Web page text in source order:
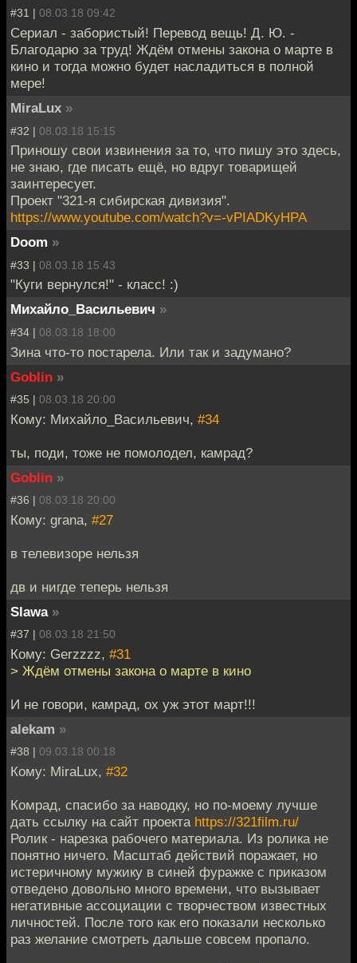
#31 | 08.03.18 09:42
Сериал - забористый! Перевод вещь! Д. Ю. -
Благодарю за труд! Ждём отмены закона о марте в
кино и тогда можно будет насладиться в полной
мере!
MiraLux »
#32 | 08.03.18 15:15
Приношу свои извинения за то, что пишу это здесь,
не знаю, где писать ещё, но вдруг товарищей
заинтересует.
Проект "321-я сибирская дивизия".
https://www.youtube.com/watch?v=-vPIADKyHPA
Doom »
#33 | 08.03.18 15:43
"Куги вернулся!" - класс! :)
Михайло_Васильевич »
#34 | 08.03.18 18:00
Зина что-то постарела. Или так и задумано?
Goblin »
#35 | 08.03.18 20:00
Кому: Михайло_Васильевич, #34
ты, поди, тоже не помолодел, камрад?
Goblin »
#36 | 08.03.18 20:00
Кому: grana, #27
в телевизоре нельзя
дв и нигде теперь нельзя
Slawa »
#37 | 08.03.18 21:50
Кому: Gerzzzz, #31
> Ждём отмены закона о марте в кино
И не говори, камрад, ох уж этот март!!!
alekam »
#38 | 09.03.18 00:18
Кому: MiraLux, #32
Комрад, спасибо за наводку, но по-моему лучше
дать ссылку на сайт проекта https://321film.ru/
Ролик - нарезка рабочего материала. Из ролика не
понятно ничего. Масштаб действий поражает, но
истеричному мужику в синей фуражке с приказом
отведено довольно много времени, что вызывает
негативные ассоциации с творчеством известных
личностей. После того как его показали несколько
раз желание смотреть дальше совсем пропало.